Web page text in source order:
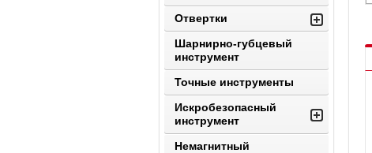
Отвертки
Шарнирно-губцевый
инструмент
Точные инструменты
Искробезопасный
инструмент
Немагнитный